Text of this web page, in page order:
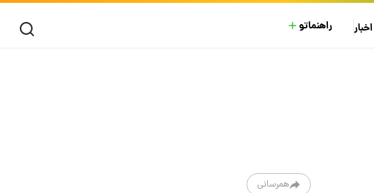
اخبار راهنماتو
همرسانی